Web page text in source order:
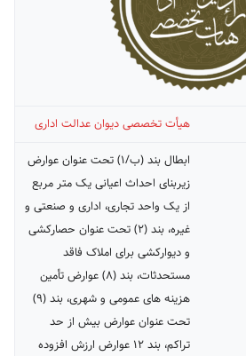
هیأت تخصصی دیوان عدالت اداری
ابطال بند (ب/۱) تحت عنوان عوارض
زیربنای احداث اعیانی یک متر مربع
از یک واحد تجاری، اداری و صنعتی و
غیره، بند (۲) تحت عنوان حصارکشی
و دیوارکشی برای املاک فاقد
مستحدثات، بند (۸) عوارض تأمین
هزینه های عمومی و شهری، بند (۹)
تحت عنوان عوارض بیش از حد
تراکم، بند ۱۲ عوارض ارزش افزوده